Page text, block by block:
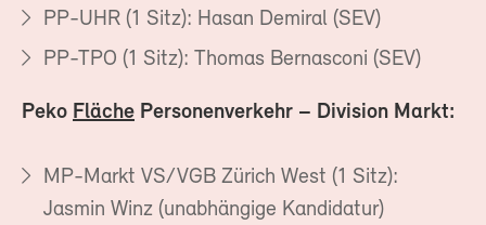
PP-UHR (1 Sitz): Hasan Demiral (SEV)
PP-TPO (1 Sitz): Thomas Bernasconi (SEV)
Peko Fläche Personenverkehr – Division Markt:
MP-Markt VS/VGB Zürich West (1 Sitz):
Jasmin Winz (unabhängige Kandidatur)